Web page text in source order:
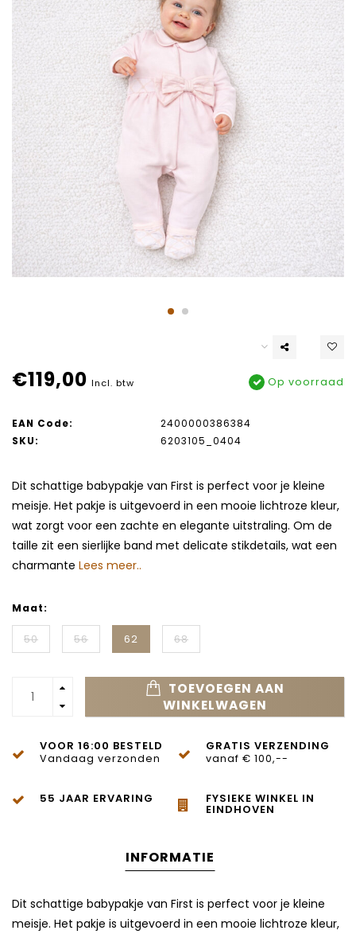
€119,00 Incl. btw Op voorraad
EAN Code:
2400000386384
SKU:
6203105_0404
Dit schattige babypakje van First is perfect voor je kleine
meisje. Het pakje is uitgevoerd in een mooie lichtroze kleur,
wat zorgt voor een zachte en elegante uitstraling. Om de
taille zit een sierlijke band met delicate stikdetails, wat een
charmante Lees meer..
Maat:
50 56 62 68
TOEVOEGEN AAN
WINKELWAGEN
VOOR 16:00 BESTELD
Vandaag verzonden
GRATIS VERZENDING
vanaf € 100,--
55 JAAR ERVARING FYSIEKE WINKEL IN
EINDHOVEN
INFORMATIE
Dit schattige babypakje van First is perfect voor je kleine
meisje. Het pakje is uitgevoerd in een mooie lichtroze kleur,